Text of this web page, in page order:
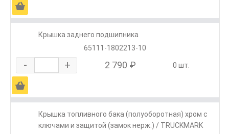
Ä
Крышка заднего подшипника
65111-1802213-10
- + 2 790 ₽ 0 шт.
Ä
Крышка топливного бака (полуоборотная) хром с
ключами и защитой (замок нерж.) / TRUCKMARK